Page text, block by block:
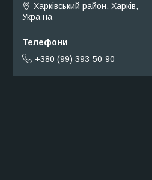
Харківський район, Харків,
Україна
+380 (99) 393-50-90